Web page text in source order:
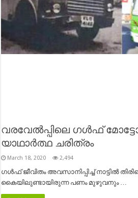
വരവേൽപ്പിലെ ഗൾഫ്
യാഥാർത്ഥ ചരിത്രം
March 18, 2020 2,494
ഗൾഫ് ജീവിതം അവസാനിപ്പിച്ച് നാട്ടിൽ
കൈയിലുണ്ടായിരുന്ന പണം മുഴുവനും …